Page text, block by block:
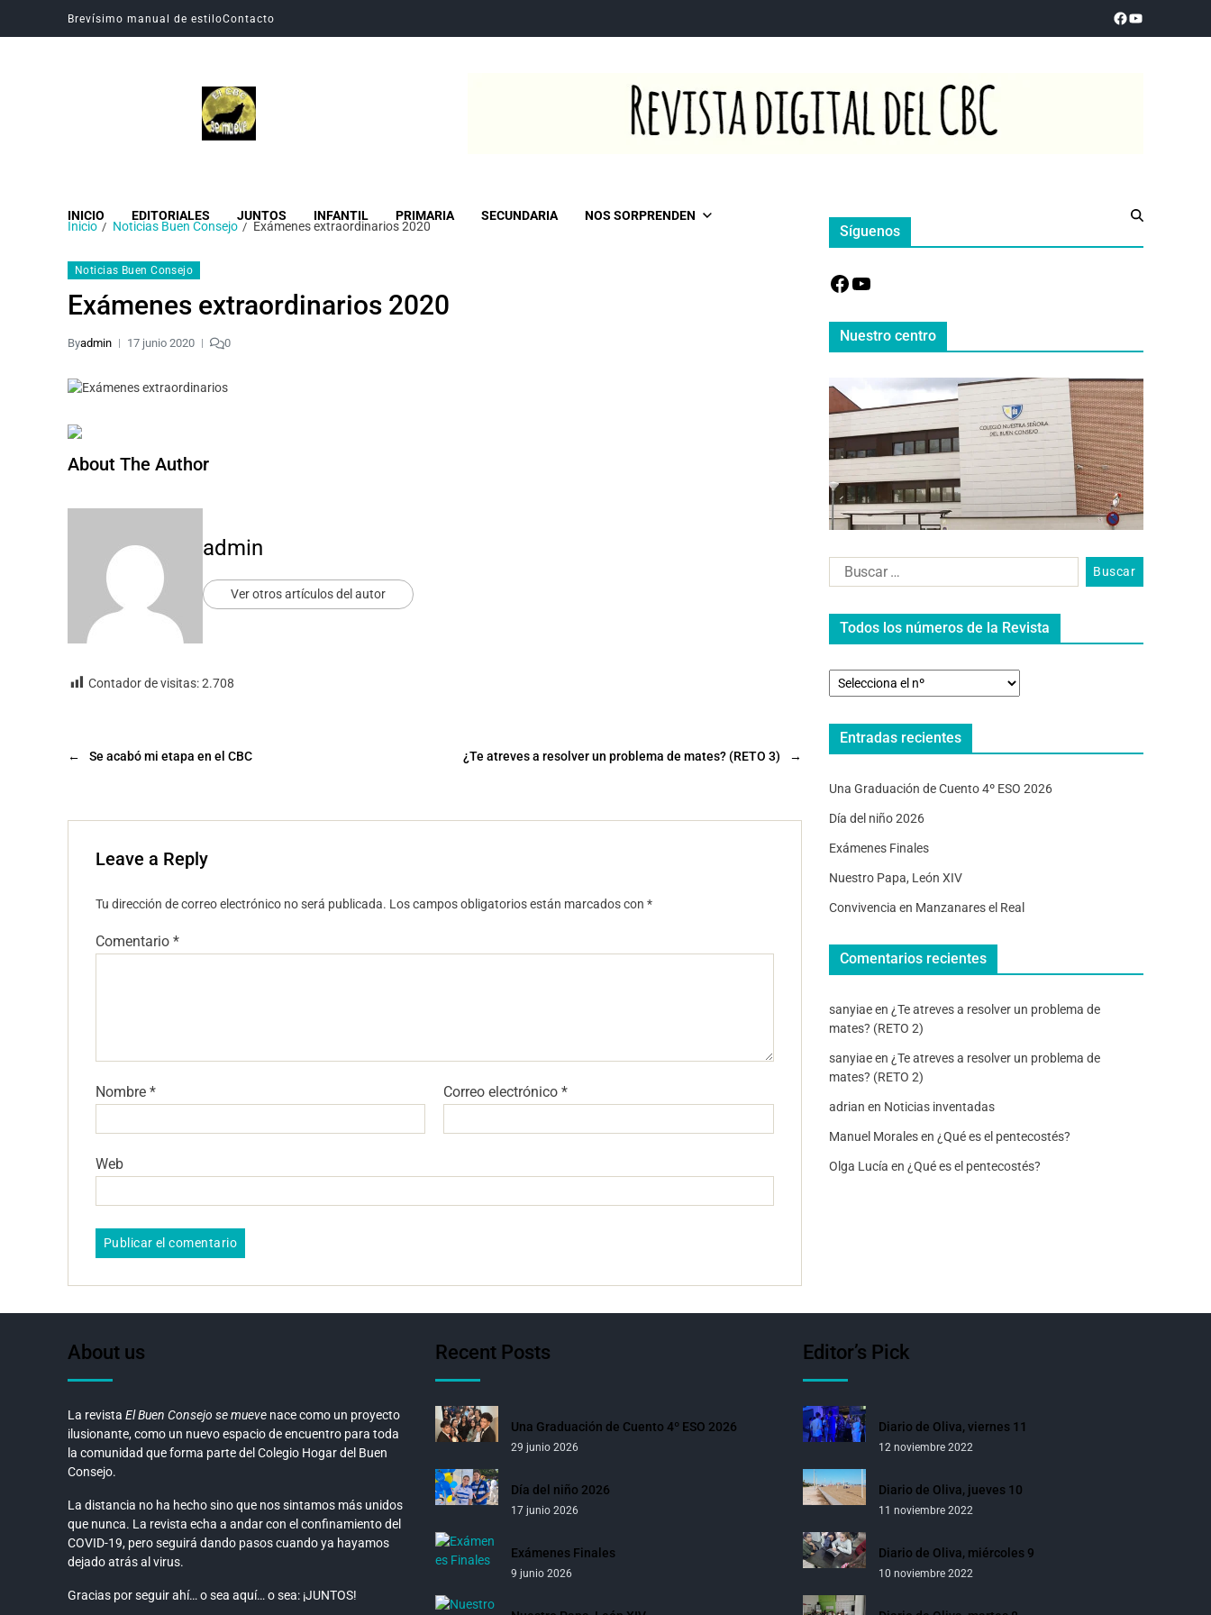
Brevísimo manual de estiloContacto
INICIO EDITORIALES JUNTOS INFANTIL PRIMARIA SECUNDARIA NOS SORPRENDEN
Inicio Noticias Buen Consejo Exámenes extraordinarios 2020
Noticias Buen Consejo
Exámenes extraordinarios 2020
Byadmin 17 junio 2020 0
About The Author
admin
Ver otros artículos del autor
Contador de visitas:2.708
← Se acabó mi etapa en el CBC →
¿Te atreves a resolver un problema de mates? (RETO 3)
Leave a Reply
Tu dirección de correo electrónico no será publicada. Los campos obligatorios están marcados con *
Comentario *
Nombre * Correo electrónico*
Web
Síguenos
Nuestro centro
Todos los números de la Revista
Entradas recientes
Una Graduación de Cuento 4º ESO 2026
Día del niño 2026
Exámenes Finales
Nuestro Papa, León XIV
Convivencia en Manzanares el Real
Comentarios recientes
sanyiaeen ¿Te atreves a resolver un problema de
mates? (RETO 2)
sanyiaeen ¿Te atreves a resolver un problema de
mates? (RETO 2)
adrian en Noticias inventadas
Manuel Moralesen ¿Qué es el pentecostés?
Olga Lucía en ¿Qué es el pentecostés?
About us
La revista El Buen Consejo se mueve nace como un proyecto
ilusionante, como un nuevo espacio de encuentro para toda
la comunidad que forma parte del Colegio Hogar del Buen
Consejo.
La distancia no ha hecho sino que nos sintamos más unidos
que nunca. La revista echa a andar con el confinamiento del
COVID-19, pero seguirá dando pasos cuando ya hayamos
dejado atrás al virus.
Gracias por seguir ahí… o sea aquí… o sea: ¡JUNTOS!
Recent Posts
Una Graduación de Cuento 4º ESO 2026
29 junio 2026
Día del niño 2026
17 junio 2026
Exámenes Finales
9 junio 2026
Editor’s Pick
Diario de Oliva, viernes 11
12 noviembre 2022
Diario de Oliva, jueves 10
11 noviembre 2022
Diario de Oliva, miércoles 9
10 noviembre 2022